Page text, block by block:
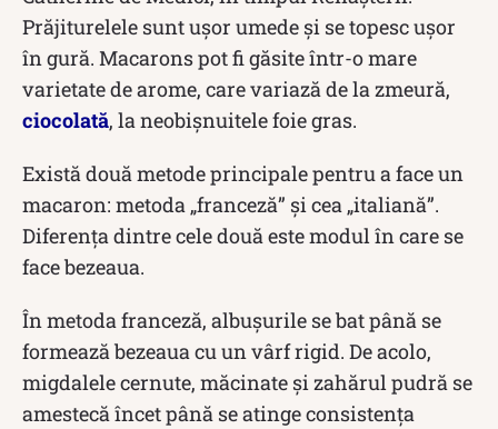
Prăjiturelele sunt ușor umede și se topesc ușor
în gură. Macarons pot fi găsite într-o mare
varietate de arome, care variază de la zmeură,
ciocolată, la neobișnuitele foie gras.
Există două metode principale pentru a face un
macaron: metoda „franceză” și cea „italiană”.
Diferența dintre cele două este modul în care se
face bezeaua.
În metoda franceză, albușurile se bat până se
formează bezeaua cu un vârf rigid. De acolo,
migdalele cernute, măcinate și zahărul pudră se
amestecă încet până se atinge consistența